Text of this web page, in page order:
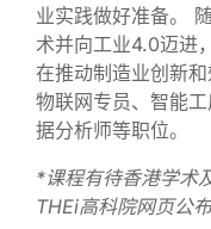
业实践做好准备。
术并向工业4.0迈进
在推动制造业创新
物联网专员、智能
据分析师等职位。
*课程有待香港学术
THEi高科院网页公布